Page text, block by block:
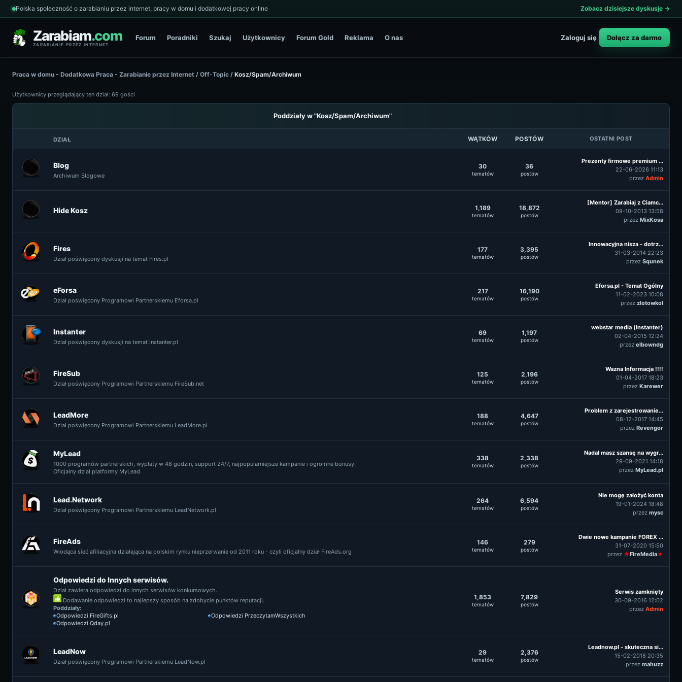
Polska społeczność o zarabianiu przez internet, pracy w domu i dodatkowej pracy online Zobacz dzisiejsze dyskusje →
Zarabiam.com
ZARABIANIE PRZEZ INTERNET
Forum Poradniki Szukaj Użytkownicy Forum Gold Reklama O nas Zaloguj się Dołącz za darmo
Praca w domu - Dodatkowa Praca - Zarabianie przez Internet / Off-Topic / Kosz/Spam/Archiwum
Użytkownicy przeglądający ten dział: 69 gości
Poddziały w "Kosz/Spam/Archiwum"
DZIAŁ WĄTKÓW POSTÓW OSTATNI POST
Blog
Archiwum Blogowe
30
tematów
36
postów
Prezenty firmowe premium ...
22-06-2026 11:13
przez Admin
Hide Kosz 1,189
tematów
18,872
postów
[Mentor] Zarabiaj z Ciamc...
09-10-2013 13:58
przez MixKosa
Fires
Dział poświęcony dyskusji na temat Fires.pl
177
tematów
3,395
postów
Innowacyjna nisza - dotrz...
31-03-2014 22:23
przez Squnek
eForsa
Dział poświęcony Programowi Partnerskiemu Eforsa.pl
217
tematów
16,190
postów
Eforsa.pl - Temat Ogólny
11-02-2023 10:08
przez zlotowkol
Instanter
Dział poświęcony dyskusji na temat Instanter.pl
69
tematów
1,197
postów
webstar media (instanter)
02-04-2015 12:24
przez elbowndg
FireSub
Dział poświęcony Programowi Partnerskiemu FireSub.net
125
tematów
2,196
postów
Wazna Informacja !!!!
01-04-2017 18:23
przez Karewer
LeadMore
Dział poświęcony Programowi Partnerskiemu LeadMore.pl
188
tematów
4,647
postów
Problem z zarejestrowanie...
08-12-2017 14:45
przez Revengor
MyLead
1000 programów partnerskich, wypłaty w 48 godzin, support 24/7, najpopularniejsze kampanie i ogromne bonusy.
Oficjalny dział platformy MyLead.
338
tematów
2,338
postów
Nadal masz szansę na wygr...
29-09-2021 14:18
przez MyLead.pl
Lead.Network
Dział poświęcony Programowi Partnerskiemu LeadNetwork.pl
264
tematów
6,594
postów
Nie mogę założyć konta
19-01-2024 18:48
przez mysc
FireAds
Wiodąca sieć afiliacyjna działająca na polskim rynku nieprzerwanie od 2011 roku - czyli oficjalny dział FireAds.org
146
tematów
279
postów
Dwie nowe kampanie FOREX ...
31-07-2020 15:50
przez ★FireMedia★
Odpowiedzi do Innych serwisów.
Dział zawiera odpowiedzi do innych serwisów konkursowych.
Dodawanie odpowiedzi to najlepszy sposób na zdobycie punktów reputacji.
Poddziały:
Odpowiedzi FireGifts.pl
Odpowiedzi PrzeczytamWszystkich
Odpowiedzi Qday.pl
1,853
tematów
7,829
postów
Serwis zamknięty
30-09-2016 12:02
przez Admin
LeadNow
Dział poświęcony Programowi Partnerskiemu LeadNow.pl
29
tematów
2,376
postów
Leadnow.pl - skuteczna si...
15-02-2018 20:35
przez mahuzz